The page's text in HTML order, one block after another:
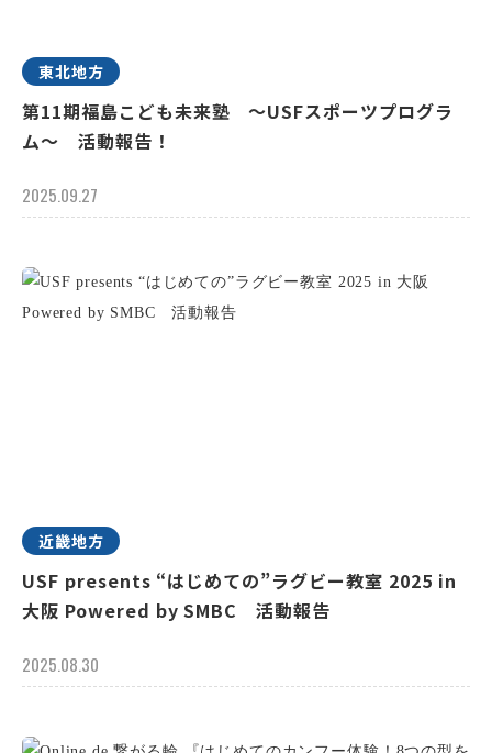
東北地方
第11期福島こども未来塾 ～USFスポーツプログラ
ム～ 活動報告！
2025.09.27
近畿地方
USF presents “はじめての”ラグビー教室 2025 in
大阪 Powered by SMBC 活動報告
2025.08.30